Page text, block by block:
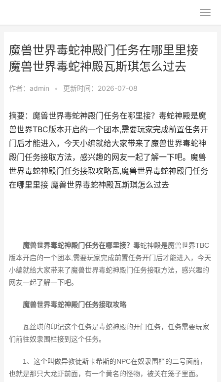
魔兽世界毒蛇神殿门任务在哪里里接
魔兽世界毒蛇神殿瓦斯琪怎么过去
作者： admin • 更新时间：2026-07-08
摘要：魔兽世界毒蛇神殿门任务在哪里接？毒蛇神殿是魔
兽世界TBC版本开启的一个团本,需要玩家完成前置任务开
门后才能进入，今天小编就给大家带来了魔兽世界毒蛇神
殿门任务接取方法，感兴趣的网友一起了解一下吧。魔兽
世界毒蛇神殿门任务接取攻略瓦,魔兽世界毒蛇神殿门任务
在哪里里接 魔兽世界毒蛇神殿瓦斯琪怎么过去
魔兽世界毒蛇神殿门任务在哪里接？ 毒蛇神殿是魔兽世界TBC
版本开启的一个团本,需要玩家完成前置任务开门后才能进入，今天
小编就给大家带来了魔兽世界毒蛇神殿门任务接取方法，感兴趣的
网友一起了解一下吧。
魔兽世界毒蛇神殿门任务接取攻略
瓦丝琪的印记这个任务是毒蛇神殿的开门任务，任务需要玩家
们前往奴隶围栏接到这个任务。
1、这个叫做异教徒斯卡希斯的NPC在奴隶围栏的二号面前，
也就是那只大龙虾前面，有一个黄名的怪物，被关在笼子里面。